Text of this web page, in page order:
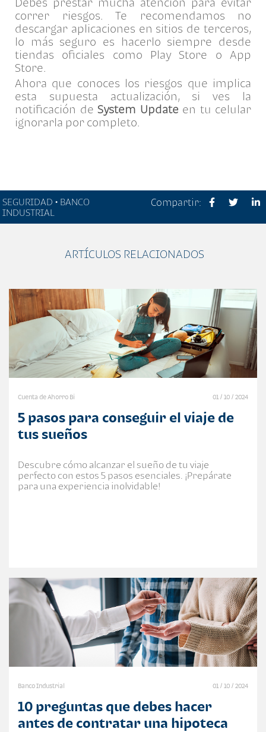
correr riesgos. Te recomendamos no
descargar aplicaciones en sitios de terceros,
lo más seguro es hacerlo siempre desde
tiendas oficiales como Play Store o App
Store.
Ahora que conoces los riesgos que implica
esta supuesta actualización, si ves la
notificación de System Update en tu celular
ignorarla por completo.
SEGURIDAD • BANCO
INDUSTRIAL
Compartir:
ARTÍCULOS RELACIONADOS
Cuenta de Ahorro Bi 01 / 10 / 2024
5 pasos para conseguir el viaje de
tus sueños
Descubre cómo alcanzar el sueño de tu viaje
perfecto con estos 5 pasos esenciales. ¡Prepárate
para una experiencia inolvidable!
Banco Industrial 01 / 10 / 2024
10 preguntas que debes hacer
antes de contratar una hipoteca